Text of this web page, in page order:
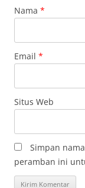
Nama *
Email *
Situs Web
Simpan
peramban ini